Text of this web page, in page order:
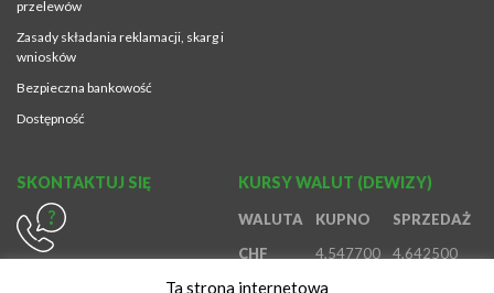
przelewów
Zasady składania reklamacji, skarg i
wniosków
Bezpieczna bankowość
Dostępność
KURSY WALUT (DEWIZY)
WALUTA KUPNO
SPRZEDAŻ
CHF
4,547700
4,642500
EUR
4,194500
SKONTAKTUJ SIĘ
Ta strona internetowa